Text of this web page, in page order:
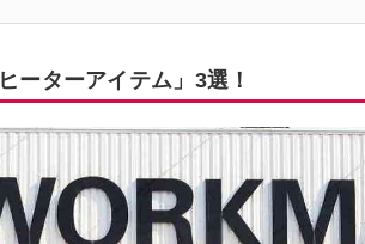
ーターアイテム」3選！